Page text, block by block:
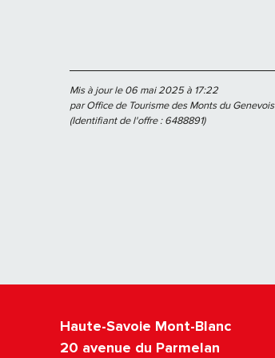
Mis à jour le 06 mai 2025 à 17:22
par Office de Tourisme des Monts du Genevois
(Identifiant de l'offre :6488891)
Haute-Savoie Mont-Blanc
20 avenue du Parmelan